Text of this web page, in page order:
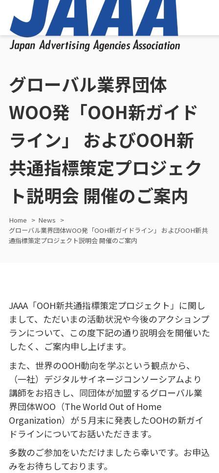
グローバル業界団体
WOO発「OOH新ガイド
ライン」 およびOOH新
共通指標策定プロジェク
ト説明会 開催のご案内
Home
News
グローバル業界団体WOO発「OOH新ガイドライン」 およびOOH新共
通指標策定プロジェクト説明会 開催のご案内
JAAA「OOH新共通指標策定プロジェクト」に関し
まして、ただいまの活動状況や今後のアクションプ
ランについて、この度下記の通り説明会を開催いた
したく、ご案内申し上げます。
また、世界のOOH動向を学ぶという観点から、
（一社）デジタルサイネージコンソーシアムより
講師をお招きし、同団体が加盟するグローバル業
界団体WOO（The World Out of Home
Organization）が５月末に発表したOOHの新ガイ
ドラインについてお話いただきます。
多数のご参加をいただけましたら幸いです。お申込
みをお待ちしております。